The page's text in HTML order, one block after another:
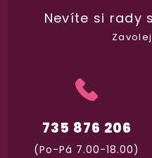
Nikdo
vypadá balíček
Dodání do
735 876 206
(Po-Pá 7.00-18.00)
Nevíte si rady